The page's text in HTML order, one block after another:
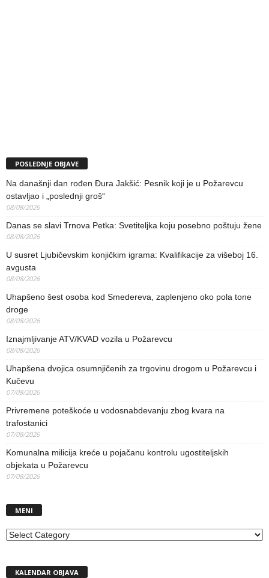
POSLEDNJE OBJAVE
Na današnji dan rođen Đura Jakšić: Pesnik koji je u Požarevcu
ostavljao i „poslednji groš“
08/08/2026
Danas se slavi Trnova Petka: Svetiteljka koju posebno poštuju žene
08/08/2026
U susret Ljubičevskim konjičkim igrama: Kvalifikacije za višeboj 16.
avgusta
08/08/2026
Uhapšeno šest osoba kod Smedereva, zaplenjeno oko pola tone
droge
08/08/2026
Iznajmljivanje ATV/KVAD vozila u Požarevcu
08/08/2026
Uhapšena dvojica osumnjičenih za trgovinu drogom u Požarevcu i
Kučevu
07/08/2026
Privremene poteškoće u vodosnabdevanju zbog kvara na
trafostanici
07/08/2026
Komunalna milicija kreće u pojačanu kontrolu ugostiteljskih
objekata u Požarevcu
07/08/2026
MENI
MENI
KALENDAR OBJAVA